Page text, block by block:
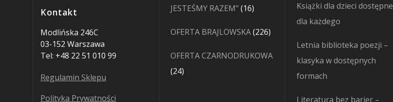
Kontakt
Modlińska 246C
03-152 Warszawa
Tel: +48 22 51 010 99
Regulamin Sklepu
Polityka Prywatności
JESTEŚMY RAZEM" 1616
OFERTA BRAJLOWSKA 226226
produktów
OFERTA CZARNODRUKOWA
2424
Książki dla dzieci dostępne
dla każdego
Letnia biblioteka poezji –
klasyka w dostępnych
formach
Literatura bez barier –